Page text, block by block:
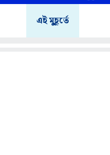
এই মুহূর্তে